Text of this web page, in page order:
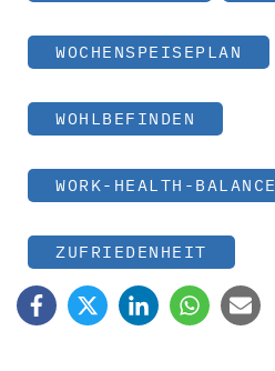
WOCHENSPEISEPLAN
WOHLBEFINDEN
WORK-HEALTH-BALANCE
ZUFRIEDENHEIT